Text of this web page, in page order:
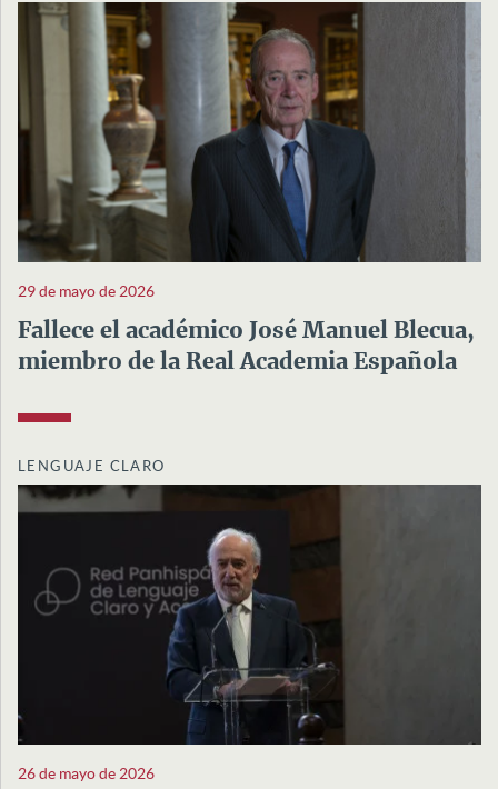
29 de mayo de 2026
Fallece el académico José Manuel Blecua,
miembro de la Real Academia Española
LENGUAJE CLARO
26 de mayo de 2026